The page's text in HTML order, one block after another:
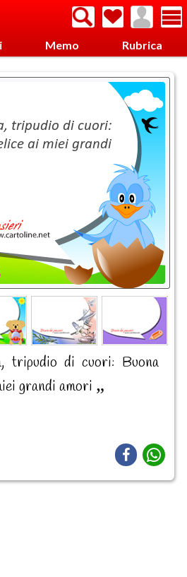
Memo Rubrica
tripudio di cuori: Buona
grandi amori